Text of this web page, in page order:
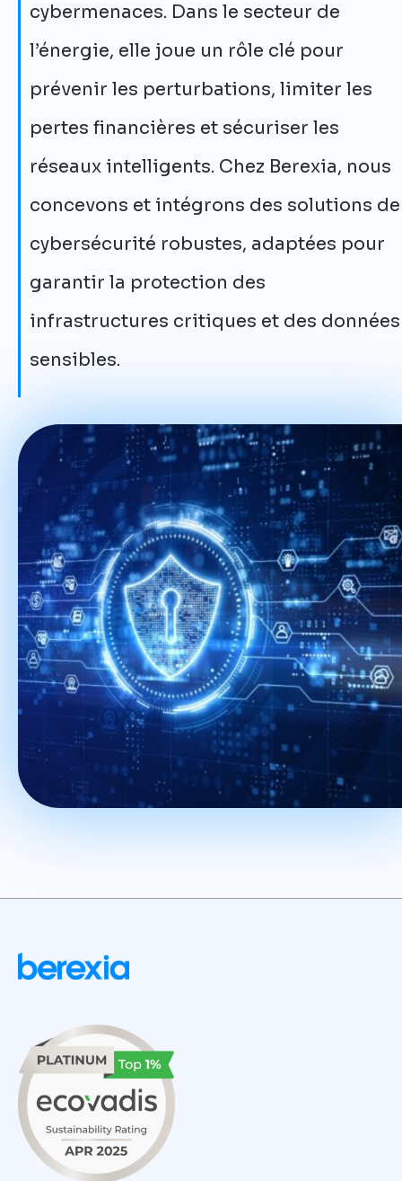
cybermenaces. Dans le secteur de
l’énergie, elle joue un rôle clé pour
prévenir les perturbations, limiter les
pertes financières et sécuriser les
réseaux intelligents. Chez Berexia, nous
concevons et intégrons des solutions de
cybersécurité robustes, adaptées pour
garantir la protection des
infrastructures critiques et des données
sensibles.